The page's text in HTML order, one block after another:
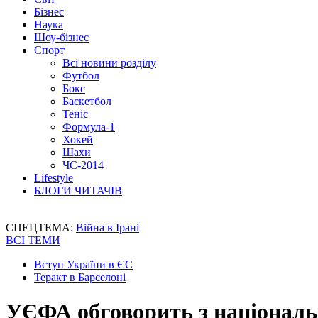
Бізнес
Наука
Шоу-бізнес
Спорт
Всі новини розділу
Футбол
Бокс
Баскетбол
Теніс
Формула-1
Хокей
Шахи
ЧС-2014
Lifestyle
БЛОГИ ЧИТАЧІВ
СПЕЦТЕМА: Війна в Ірані
ВСІ ТЕМИ
Вступ України в ЄС
Теракт в Барселоні
УЄФА обговорить з